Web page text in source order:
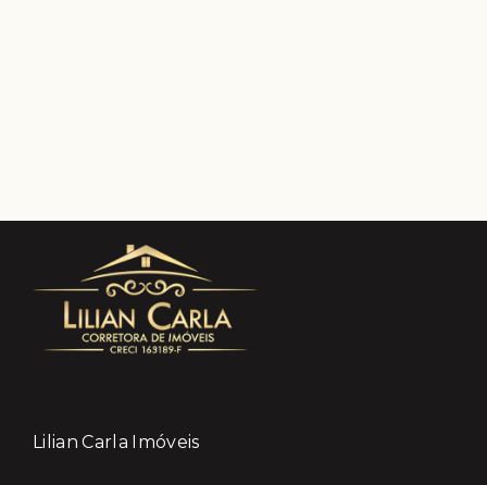
Lilian Carla Imóveis